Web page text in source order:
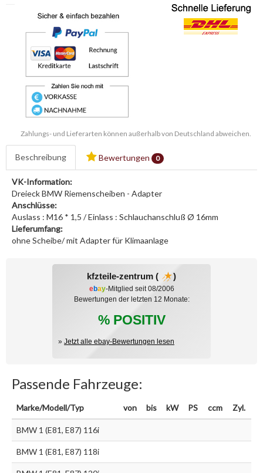
Zahlungs- und Lieferarten können außerhalb von Deutschland abweichen.
Beschreibung Bewertungen 0
VK-Information:
Dreieck BMW Riemenscheiben - Adapter
Anschlüsse:
Auslass : M16 * 1,5 / Einlass : Schlauchanschluß Ø 16mm
Lieferumfang:
ohne Scheibe/ mit Adapter für Klimaanlage
kfzteile-zentrum ( )
ebay-Mitglied seit 08/2006
Bewertungen der letzten 12 Monate:
% POSITIV
» Jetzt alle ebay-Bewertungen lesen
Passende Fahrzeuge:
Marke/Modell/Typ von bis kW PS ccm Zyl.
BMW 1 (E81, E87) 116i
BMW 1 (E81, E87) 118i